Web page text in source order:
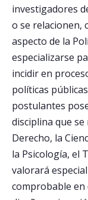
investigadores
o se relacionen,
aspecto de la
especializarse
incidir en
políticas
postulantes
disciplina que
Derecho, la
la Psicología, el
valorará
comprobable en